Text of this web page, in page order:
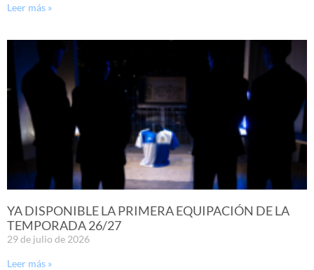
Leer más »
YA DISPONIBLE LA PRIMERA EQUIPACIÓN DE LA
TEMPORADA 26/27
29 de julio de 2026
Leer más »